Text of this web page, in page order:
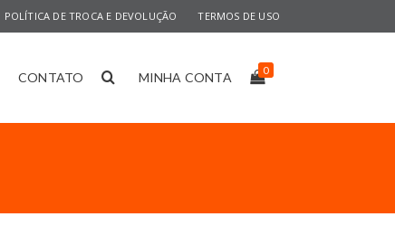
POLÍTICA DE TROCA E DEVOLUÇÃO TERMOS DE USO
CONTATO MINHA CONTA 0